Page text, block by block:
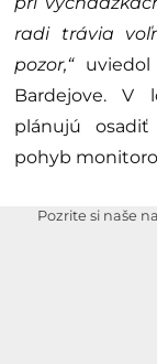
radi trávia
pozor,“uviedol
Bardejove. V
plánujú
pohyb
Pozrite si naše